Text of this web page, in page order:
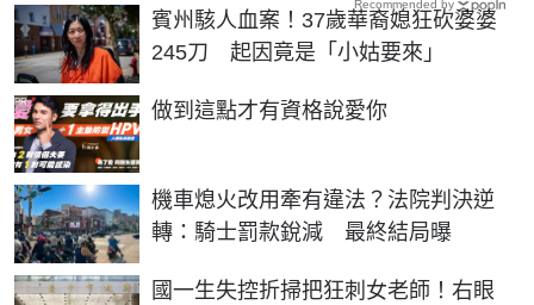
賓州駭人血案！37歲華裔媳狂砍婆婆
245刀 起因竟是「小姑要來」
做到這點才有資格說愛你
PR
機車熄火改用牽有違法？法院判決逆
轉：騎士罰款銳減 最終結局曝
國一生失控折掃把狂刺女老師！右眼
Recommended by